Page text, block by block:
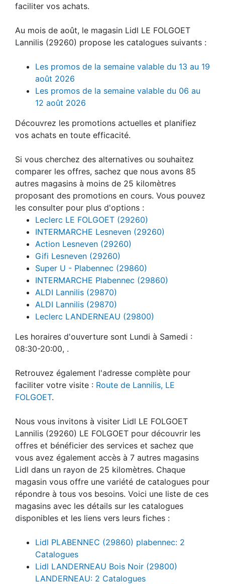
faciliter vos achats.
Au mois de août, le magasin Lidl LE FOLGOET
Lannilis (29260) propose les catalogues suivants :
Les promos de la semaine valable du 13 au 19
août 2026
Les promos de la semaine valable du 06 au
12 août 2026
Découvrez les promotions actuelles et planifiez
vos achats en toute efficacité.
Si vous cherchez des alternatives ou souhaitez
comparer les offres, sachez que nous avons 85
autres magasins à moins de 25 kilomètres
proposant des promotions en cours. Vous pouvez
les consulter pour plus d'options :
Leclerc LE FOLGOET (29260)
INTERMARCHE Lesneven (29260)
Action Lesneven (29260)
Gifi Lesneven (29260)
Super U - Plabennec (29860)
INTERMARCHE Plabennec (29860)
ALDI Lannilis (29870)
ALDI Lannilis (29870)
Leclerc LANDERNEAU (29800)
Les horaires d'ouverture sont Lundi à Samedi :
08:30-20:00, .
Retrouvez également l'adresse complète pour
faciliter votre visite : Route de Lannilis, LE
FOLGOET.
Nous vous invitons à visiter Lidl LE FOLGOET
Lannilis (29260) LE FOLGOET pour découvrir les
offres et bénéficier des services et sachez que
vous avez également accès à 7 autres magasins
Lidl dans un rayon de 25 kilomètres. Chaque
magasin vous offre une variété de catalogues pour
répondre à tous vos besoins. Voici une liste de ces
magasins avec les détails sur les catalogues
disponibles et les liens vers leurs fiches :
Lidl PLABENNEC (29860) plabennec: 2
Catalogues
Lidl LANDERNEAU Bois Noir (29800)
LANDERNEAU: 2 Catalogues